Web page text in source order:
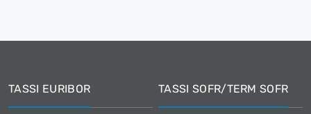
TASSI EURIBOR TASSI SOFR/TERM SOFR